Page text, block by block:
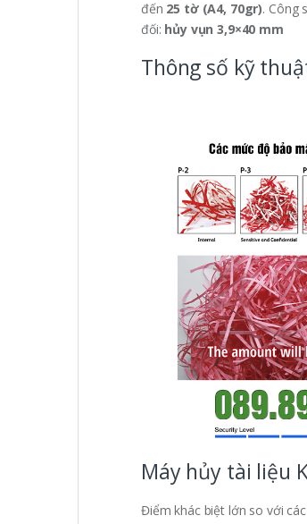
đến 25 tờ (A4, 70gr). Công
đối: hủy vụn 3,9×40 mm
Thông số kỹ
Máy hủy tài liệu
Điểm khác biệt lớn so với